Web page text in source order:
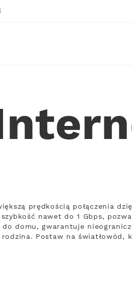
prędkością połączenia
nawet do 1 Gbps,
do domu, gwarantuje
rodzina. Postaw na